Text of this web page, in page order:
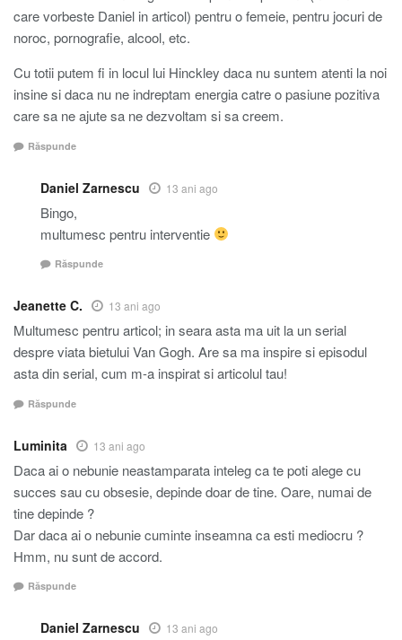
care vorbeste Daniel in articol) pentru o femeie, pentru jocuri de
noroc, pornografie, alcool, etc.
Cu totii putem fi in locul lui Hinckley daca nu suntem atenti la noi
insine si daca nu ne indreptam energia catre o pasiune pozitiva
care sa ne ajute sa ne dezvoltam si sa creem.
Răspunde
Daniel Zarnescu 13 ani ago
Bingo,
multumesc pentru interventie
Răspunde
Jeanette C. 13 ani ago
Multumesc pentru articol; in seara asta ma uit la un serial
despre viata bietului Van Gogh. Are sa ma inspire si episodul
asta din serial, cum m-a inspirat si articolul tau!
Răspunde
Luminita 13 ani ago
Daca ai o nebunie neastamparata inteleg ca te poti alege cu
succes sau cu obsesie, depinde doar de tine. Oare, numai de
tine depinde ?
Dar daca ai o nebunie cuminte inseamna ca esti mediocru ?
Hmm, nu sunt de accord.
Răspunde
Daniel Zarnescu 13 ani ago